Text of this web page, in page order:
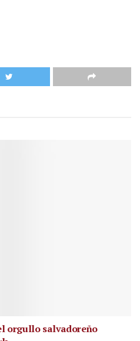
orgullo salvadoreño